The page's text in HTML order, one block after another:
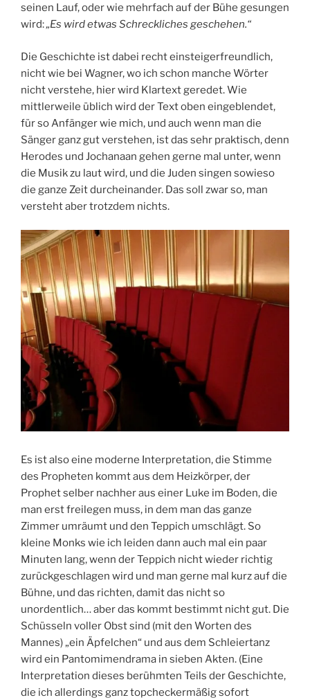
seinen Lauf, oder wie mehrfach auf der Bühe gesungen
wird:„Es wird etwas Schreckliches geschehen.“
Die Geschichte ist dabei recht einsteigerfreundlich,
nicht wie bei Wagner, wo ich schon manche Wörter
nicht verstehe, hier wird Klartext geredet. Wie
mittlerweile üblich wird der Text oben eingeblendet,
für so Anfänger wie mich, und auch wenn man die
Sänger ganz gut verstehen, ist das sehr praktisch, denn
Herodes und Jochanaan gehen gerne mal unter, wenn
die Musik zu laut wird, und die Juden singen sowieso
die ganze Zeit durcheinander. Das soll zwar so, man
versteht aber trotzdem nichts.
Es ist also eine moderne Interpretation, die Stimme
des Propheten kommt aus dem Heizkörper, der
Prophet selber nachher aus einer Luke im Boden, die
man erst freilegen muss, in dem man das ganze
Zimmer umräumt und den Teppich umschlägt. So
kleine Monks wie ich leiden dann auch mal ein paar
Minuten lang, wenn der Teppich nicht wieder richtig
zurückgeschlagen wird und man gerne mal kurz auf die
Bühne, und das richten, damit das nicht so
unordentlich… aber das kommt bestimmt nicht gut. Die
Schüsseln voller Obst sind (mit den Worten des
Mannes) „ein Äpfelchen“ und aus dem Schleiertanz
wird ein Pantomimendrama in sieben Akten. (Eine
Interpretation dieses berühmten Teils der Geschichte,
die ich allerdings ganz topcheckermäßig sofort